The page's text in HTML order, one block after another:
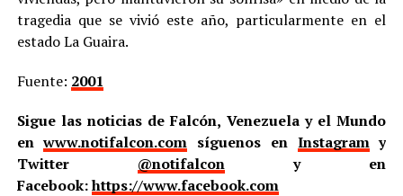
tragedia que se vivió este año, particularmente en el
estado La Guaira.
Fuente: 2001
Sigue las noticias de Falcón, Venezuela y el Mundo
enwww.notifalcon.com síguenos en Instagramy
Twitter @notifalcony en
Facebook:https://www.facebook.com